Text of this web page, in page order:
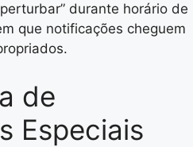
durante horário de
que notificações cheguem
de
Especiais